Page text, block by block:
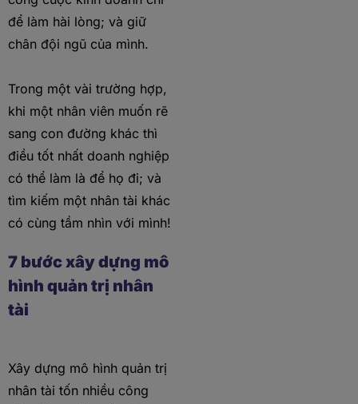
để làm hài lòng; và giữ
chân đội ngũ của mình.
Trong một vài trường hợp,
khi một nhân viên muốn rẽ
sang con đường khác thì
điều tốt nhất doanh nghiệp
có thể làm là để họ đi; và
tìm kiếm một nhân tài khác
có cùng tầm nhìn với mình!
7 bước xây dựng mô
hình quản trị nhân
tài
Xây dựng mô hình quản trị
nhân tài tốn nhiều công